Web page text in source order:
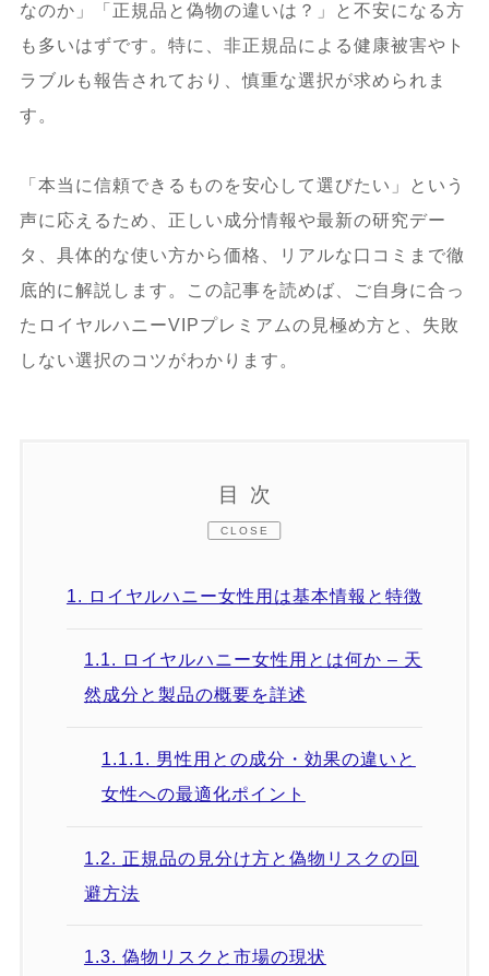
なのか」「正規品と偽物の違いは？」と不安になる方
も多いはずです。特に、非正規品による健康被害やト
ラブルも報告されており、慎重な選択が求められま
す。
「本当に信頼できるものを安心して選びたい」という
声に応えるため、正しい成分情報や最新の研究デー
タ、具体的な使い方から価格、リアルな口コミまで徹
底的に解説します。この記事を読めば、ご自身に合っ
たロイヤルハニーVIPプレミアムの見極め方と、失敗
しない選択のコツがわかります。
目次
CLOSE
1. ロイヤルハニー女性用は基本情報と特徴
1.1. ロイヤルハニー女性用とは何か – 天
然成分と製品の概要を詳述
1.1.1. 男性用との成分・効果の違いと
女性への最適化ポイント
1.2. 正規品の見分け方と偽物リスクの回
避方法
1.3. 偽物リスクと市場の現状